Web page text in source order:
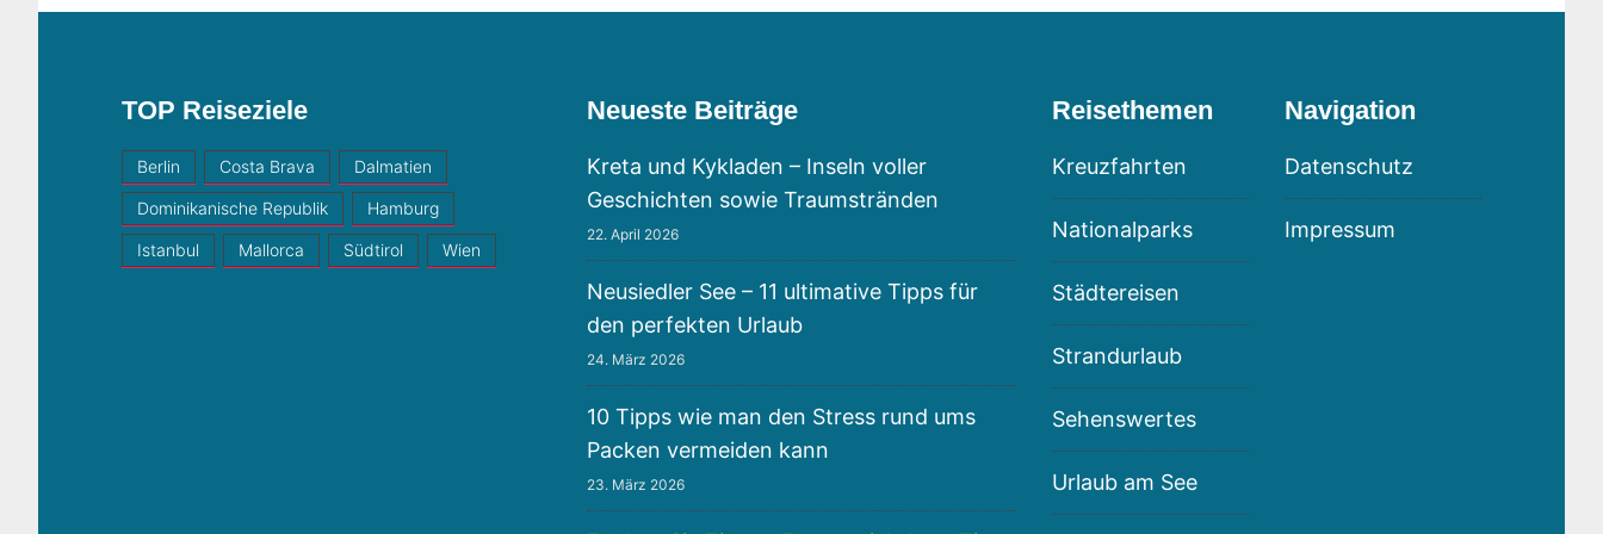
TOP Reiseziele
Berlin Costa Brava Dalmatien
Dominikanische Republik Hamburg
Istanbul Mallorca Südtirol Wien
Neueste Beiträge
Kreta und Kykladen – Inseln voller
Geschichten sowie Traumstränden
22. April 2026
Neusiedler See – 11 ultimative Tipps für
den perfekten Urlaub
24. März 2026
10 Tipps wie man den Stress rund ums
Packen vermeiden kann
23. März 2026
Reisethemen
Kreuzfahrten
Nationalparks
Städtereisen
Strandurlaub
Sehenswertes
Urlaub am See
Navigation
Datenschutz
Impressum